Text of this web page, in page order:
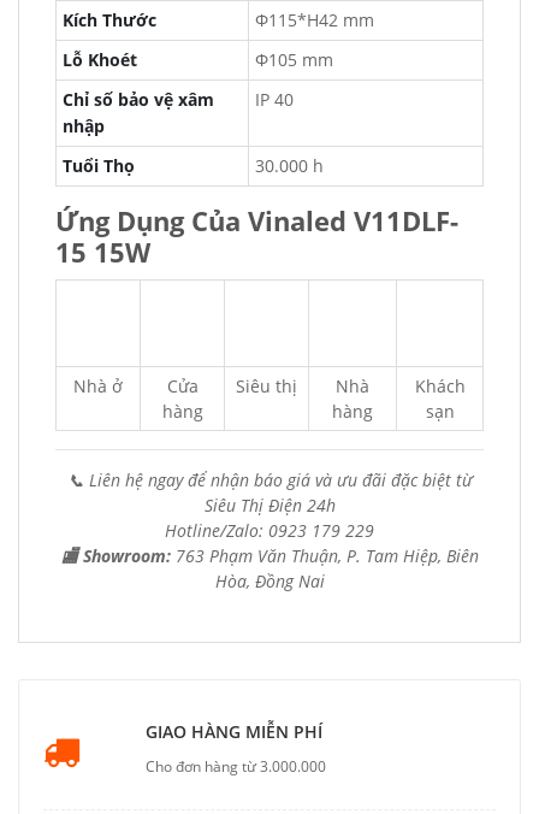
Kích Thước
Φ115*H42 mm
Lỗ Khoét
Φ105 mm
Chỉ số bảo vệ xâm
nhập
IP 40
Tuổi Thọ 30.000 h
Ứng Dụng Của Vinaled V11DLF-
15 15W
Nhà ở
Cửa
hàng
Siêu thị
Nhà
hàng
Khách
sạn
📞 Liên hệ ngay để nhận báo giá và ưu đãi đặc biệt từ
Siêu Thị Điện 24h
Hotline/Zalo: 0923 179 229
🏬 Showroom: 763 Phạm Văn Thuận, P. Tam Hiệp, Biên
Hòa, Đồng Nai
GIAO HÀNG MIỄN PHÍ
Cho đơn hàng từ 3.000.000